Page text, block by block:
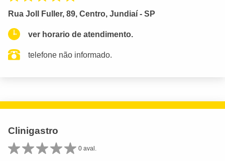
Rua Joll Fuller, 89, Centro, Jundiaí - SP
ver horario de atendimento.
telefone não informado.
Clinigastro
0 aval.